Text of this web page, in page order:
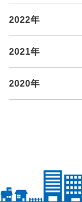
2022年
2021年
2020年